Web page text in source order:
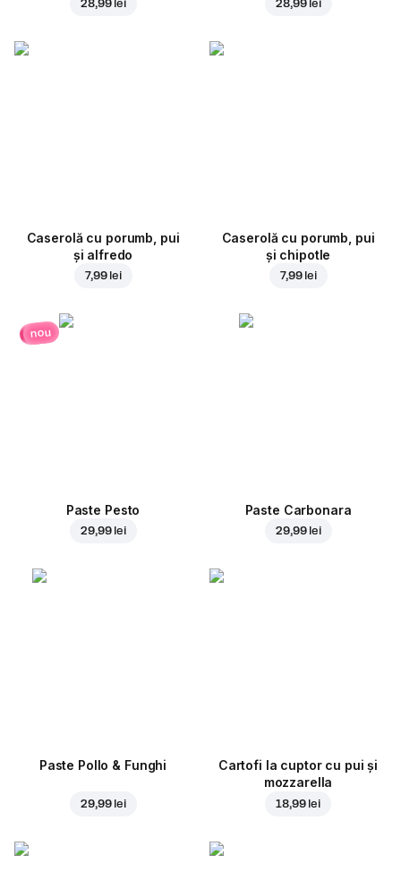
28,99 lei 28,99 lei
Caserolă cu porumb, pui
și alfredo
7,99 lei
Caserolă cu porumb, pui
și chipotle
7,99 lei
nou
Paste Pesto
29,99 lei
Paste Carbonara
29,99 lei
Paste Pollo & Funghi
29,99 lei
Cartofi la cuptor cu pui și
mozzarella
18,99 lei